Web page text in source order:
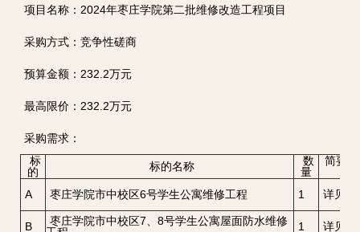
项目名称：2024年枣庄学院第二批维修改造工程项目
采购方式：竞争性磋商
预算金额：232.2万元
最高限价：232.2万元
采购需求：
标
的
标的名称
数
量
简要
A 枣庄学院市中校区6号学生公寓维修工程 1 详见磋
B
枣庄学院市中校区7、8号学生公寓屋面防水维修
1 详见磋